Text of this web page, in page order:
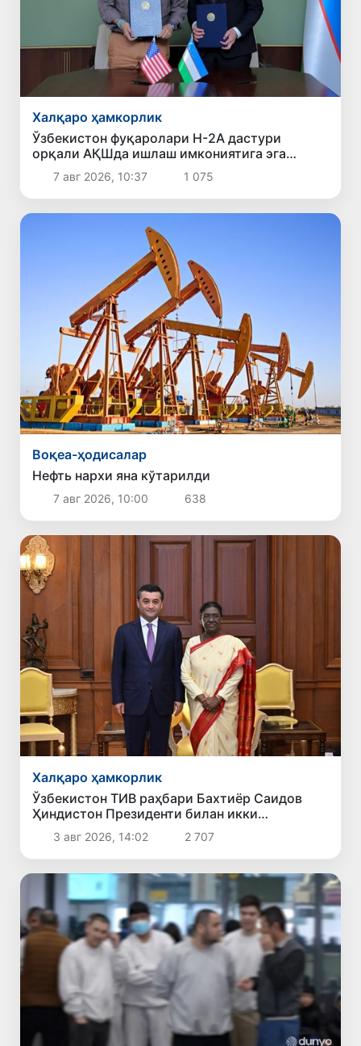
Халқаро ҳамкорлик
Ўзбекистон фуқаролари H-2A дастури
орқали АҚШда ишлаш имкониятига эга
бўлади
7 авг 2026, 10:37 1 075
Воқеа-ҳодисалар
Нефть нархи яна кўтарилди
7 авг 2026, 10:00 638
Халқаро ҳамкорлик
Ўзбекистон ТИВ раҳбари Бахтиёр Саидов
Ҳиндистон Президенти билан икки
томонлама алоқаларни мустаҳкамлаш
масалаларини муҳокама қилди
3 авг 2026, 14:02 2 707